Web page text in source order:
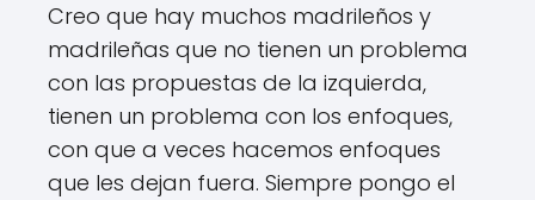
Creo que hay muchos madrileños y
madrileñas que no tienen un problema
con las propuestas de la izquierda,
tienen un problema con los enfoques,
con que a veces hacemos enfoques
que les dejan fuera. Siempre pongo el